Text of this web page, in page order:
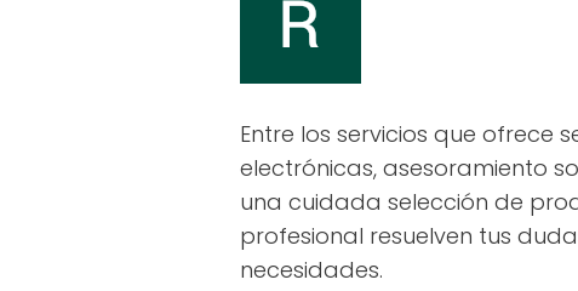
Entre los servicios que ofrece
electrónicas, asesoramiento
una cuidada selección de
profesional resuelven tus
necesidades.